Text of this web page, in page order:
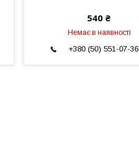
540 ₴
Немає в наявності
+380 (50) 551-07-36